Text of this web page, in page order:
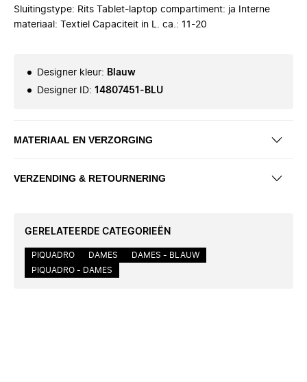
Sluitingstype: Rits Tablet-laptop compartiment: ja Interne
materiaal: Textiel Capaciteit in L. ca.: 11-20
Designer kleur: Blauw
Designer ID: 14807451-BLU
MATERIAAL EN VERZORGING
VERZENDING & RETOURNERING
GERELATEERDE CATEGORIEËN
PIQUADRO DAMES
DAMES - BLAUW
PIQUADRO - DAMES